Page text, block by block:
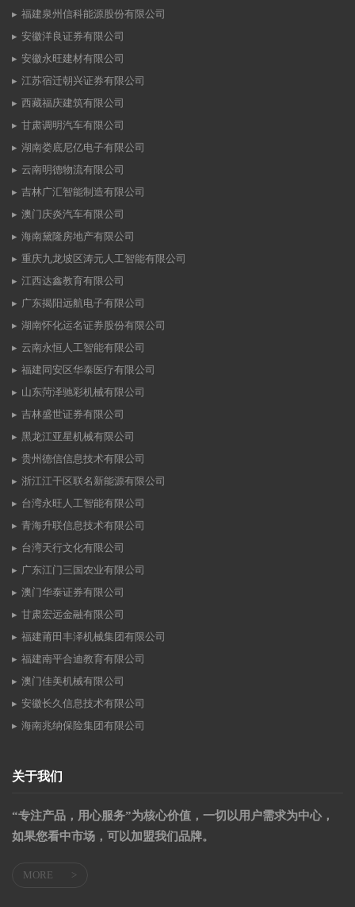
福建泉州信科能源股份有限公司
安徽洋良证券有限公司
安徽永旺建材有限公司
江苏宿迁朝兴证券有限公司
西藏福庆建筑有限公司
甘肃调明汽车有限公司
湖南娄底尼亿电子有限公司
云南明德物流有限公司
吉林广汇智能制造有限公司
澳门庆炎汽车有限公司
海南黛隆房地产有限公司
重庆九龙坡区涛元人工智能有限公司
江西达鑫教育有限公司
广东揭阳远航电子有限公司
湖南怀化运名证券股份有限公司
云南永恒人工智能有限公司
福建同安区华泰医疗有限公司
山东菏泽驰彩机械有限公司
吉林盛世证券有限公司
黑龙江亚星机械有限公司
贵州德信信息技术有限公司
浙江江干区联名新能源有限公司
台湾永旺人工智能有限公司
青海升联信息技术有限公司
台湾天行文化有限公司
广东江门三国农业有限公司
澳门华泰证券有限公司
甘肃宏远金融有限公司
福建莆田丰泽机械集团有限公司
福建南平合迪教育有限公司
澳门佳美机械有限公司
安徽长久信息技术有限公司
海南兆纳保险集团有限公司
关于我们
“专注产品，用心服务”为核心价值，一切以用户需求为中心，
如果您看中市场，可以加盟我们品牌。
MORE >